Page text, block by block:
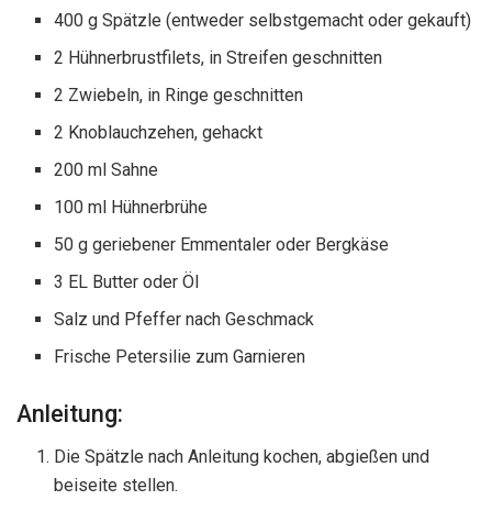
400 g Spätzle (entweder selbstgemacht oder gekauft)
2 Hühnerbrustfilets, in Streifen geschnitten
2 Zwiebeln, in Ringe geschnitten
2 Knoblauchzehen, gehackt
200 ml Sahne
100 ml Hühnerbrühe
50 g geriebener Emmentaler oder Bergkäse
3 EL Butter oder Öl
Salz und Pfeffer nach Geschmack
Frische Petersilie zum Garnieren
Anleitung:
Die Spätzle nach Anleitung kochen, abgießen und
beiseite stellen.